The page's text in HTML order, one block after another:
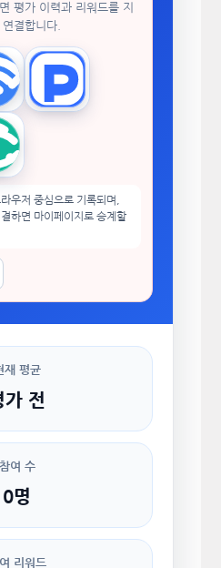
평가 이력과 리워드를 지
결합니다.
TokenPocket
우저 중심으로 기록되며,
하면 마이페이지로 승계할
재 평균
가 전
참여 수
0명
리워드